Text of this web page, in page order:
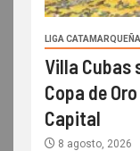
LIGA CATAMARQUEÑA
Villa Cubas
Copa de
Capital
8 agosto, 2026